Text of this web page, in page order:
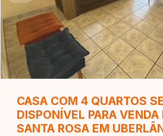
CASA COM 4 QUARTOS
DISPONÍVEL PARA VENDA
SANTA ROSA EM